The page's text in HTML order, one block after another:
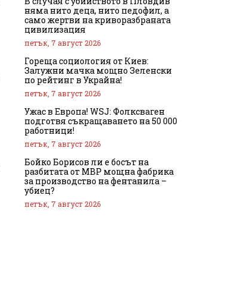
няма нито деца, нито педофил, а
само жертви на криворазбраната
цивилизация
петък, 7 август 2026
Гореща социология от Киев:
Залужни мачка мощно Зеленски
по рейтинг в Украйна!
петък, 7 август 2026
Ужас в Европа! WSJ: Фолксваген
подготвя съкращаването на 50 000
работници!
петък, 7 август 2026
Бойко Борисов ли е босът на
разбитата от МВР мощна фабрика
за производство на фентанила –
убиец?
петък, 7 август 2026